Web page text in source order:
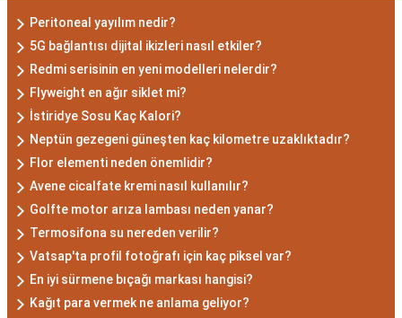
düşünce yapısına sahiptir. Akrep burcunun temel
özellikleri arasında kararlılık, cesaret ve tutku
bulunur. Akrepler, hedeflerine ulaşmak için
kararlılıkla çalışan bireylerdir. Aynı zamanda,
zekalarını ve keskin gözlem yeteneklerini
kullanarak çözüm odaklıdırlar.
Akrep Burcu Erkeği
Özellikleri: Güçlü ve
Karizmatik
Akrep burcu erkeği, genellikle güçlü bir karaktere
ve derin bir içsel güce sahiptir. Karizmatik ve
Peritoneal yayılım nedir?
5G bağlantısı dijital ikizleri nasıl etkiler?
Redmi serisinin en yeni modelleri nelerdir?
Flyweight en ağır siklet mi?
İstiridye Sosu Kaç Kalori?
Neptün gezegeni güneşten kaç kilometre uzaklıktadır?
Flor elementi neden önemlidir?
Avene cicalfate kremi nasıl kullanılır?
Golfte motor arıza lambası neden yanar?
Termosifona su nereden verilir?
Vatsap'ta profil fotoğrafı için kaç piksel var?
En iyi sürmene bıçağı markası hangisi?
Kağıt para vermek ne anlama geliyor?